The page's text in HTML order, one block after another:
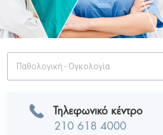
Παθολογική - Ογκολογία
Τηλεφωνικό κέντρο
210 618 4000